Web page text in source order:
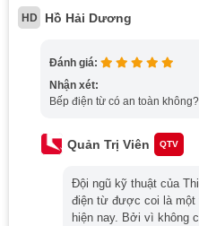
Gia đình nên dùng
Lời kết
Bếp Điện Từ Và
Thế Nào?
So sánh nguyên lý
khả năng tiết kiệm điện
HD Hồ Hải Dương
Đánh giá:
Nhận xét:
Bếp điện từ có an toàn không?
Quản Trị Viên QTV
Đội ngũ kỹ thuật của
điện từ được coi là một
hiện nay. Bởi vì không